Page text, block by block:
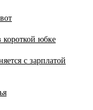
юбке
с зарплатой